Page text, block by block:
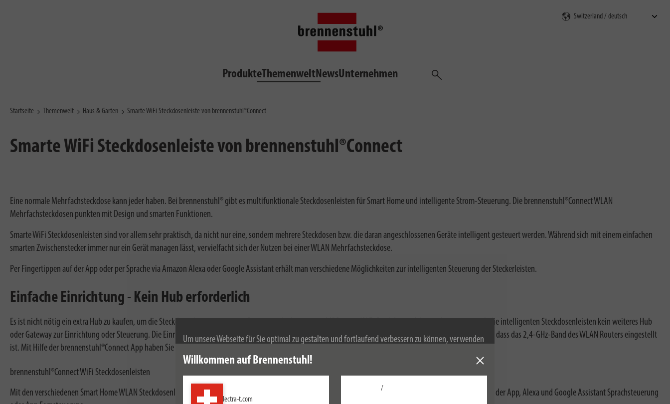
Um unsere Webseite für Sie optimal zu gestalten und fortlaufend verbessern zu können, verwenden
wir Cookies. Durch die weitere Nutzung der Webseite stimmen Sie der Verwendung von Cookies zu.
Weitere Informationen zu Cookies erhalten Sie in unserer
Willkommen auf Brennenstuhl!
lectra-t.com
/
ProdukteThemenweltNewsUnternehmen
Suchen
Startseite Themenwelt Haus & Garten Smarte WiFi Steckdosenleiste von brennenstuhl®Connect
Smarte WiFi Steckdosenleiste von brennenstuhl®Connect
Eine normale Mehrfachsteckdose kann jeder haben. Bei brennenstuhl® gibt es multifunktionale Steckdosenleisten für Smart Home und intelligente Strom-Steuerung. Die brennenstuhl®Connect WLAN
Mehrfachsteckdosen punkten mit Design und smarten Funktionen.
Smarte WiFi Steckdosenleisten sind vor allem sehr praktisch, da nicht nur eine, sondern mehrere Steckdosen bzw. die daran angeschlossenen Geräte intelligent gesteuert werden. Während sich mit einem einfachen
smarten Zwischenstecker immer nur ein Gerät managen lässt, vervielfacht sich der Nutzen bei einer WLAN Mehrfachsteckdose.
Per Fingertippen auf der App oder per Sprache via Amazon Alexa oder Google Assistant erhält man verschiedene Möglichkeiten zur intelligenten Steuerung der Steckerleisten.
Einfache Einrichtung - Kein Hub erforderlich
Es ist nicht nötig ein extra Hub zu kaufen, um die Steckdosenleiste zu steuern. Genau wie die brennenstuhl®Connect WiFi Steckdosen-Adapter, benötigen auch die intelligenten Steckdosenleisten kein weiteres Hub
oder Gateway zur Einrichtung oder Steuerung. Die Einrichtung erfolgt über den WLAN Router des Haushalts. Achten Sie für eine problemlose Installation darauf, dass das 2,4-GHz-Band des WLAN Routers eingestellt
ist. Mit Hilfe der brennenstuhl®Connect App haben Sie im Handumdrehen alle Möglichkeiten der smarten Steckerleisten.
brennenstuhl®Connect WiFi Steckdosenleisten
Mit den verschiedenen Smart Home WLAN Steckdosenleisten können smarte Steckdosen unterschiedlich geschalten werden - per automatischer
Zeitschaltuhr in der App, Alexa und Google Assistant Sprachsteuerung